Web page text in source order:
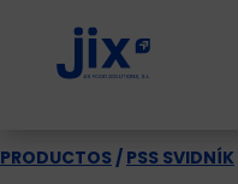
PRODUCTOS / PSS SVIDNÍK